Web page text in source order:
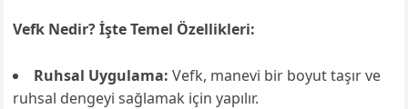
Vefk Nedir? İşte Temel Özellikleri:
Ruhsal Uygulama: Vefk, manevi bir boyut taşır ve
ruhsal dengeyi sağlamak için yapılır.